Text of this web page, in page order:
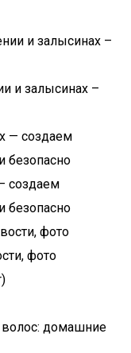
и залысинах –
создаем
безопасно
фото